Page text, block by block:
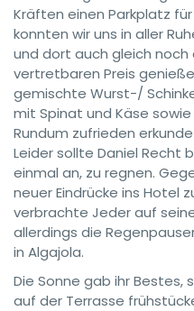
Kräften einen Parkplatz
konnten wir uns in aller
und dort auch gleich noch
vertretbaren Preis
gemischte Wurst-/
mit Spinat und Käse
Rundum zufrieden
Leider sollte Daniel Recht
einmal an, zu regnen.
neuer Eindrücke ins Hotel
verbrachte Jeder auf
allerdings die
in Algajola.
Die Sonne gab ihr Bestes,
auf der Terrasse